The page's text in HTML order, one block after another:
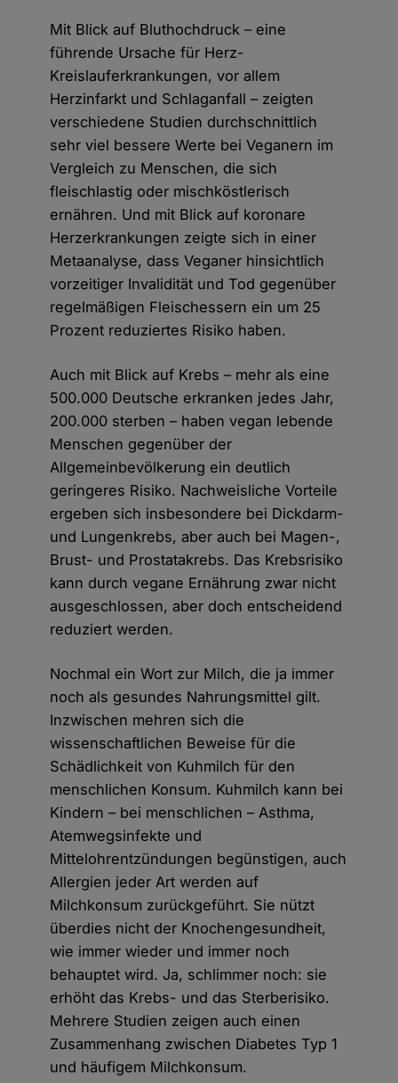
Mit Blick auf Bluthochdruck – eine
führende Ursache für Herz-
Kreislauferkrankungen, vor allem
Herzinfarkt und Schlaganfall – zeigten
verschiedene Studien durchschnittlich
sehr viel bessere Werte bei Veganern im
Vergleich zu Menschen, die sich
fleischlastig oder mischköstlerisch
ernähren. Und mit Blick auf koronare
Herzerkrankungen zeigte sich in einer
Metaanalyse, dass Veganer hinsichtlich
vorzeitiger Invalidität und Tod gegenüber
regelmäßigen Fleischessern ein um 25
Prozent reduziertes Risiko haben.
Auch mit Blick auf Krebs – mehr als eine
500.000 Deutsche erkranken jedes Jahr,
200.000 sterben – haben vegan lebende
Menschen gegenüber der
Allgemeinbevölkerung ein deutlich
geringeres Risiko. Nachweisliche Vorteile
ergeben sich insbesondere bei Dickdarm-
und Lungenkrebs, aber auch bei Magen-,
Brust- und Prostatakrebs. Das Krebsrisiko
kann durch vegane Ernährung zwar nicht
ausgeschlossen, aber doch entscheidend
reduziert werden.
Nochmal ein Wort zur Milch, die ja immer
noch als gesundes Nahrungsmittel gilt.
Inzwischen mehren sich die
wissenschaftlichen Beweise für die
Schädlichkeit von Kuhmilch für den
menschlichen Konsum. Kuhmilch kann bei
Kindern – bei menschlichen – Asthma,
Atemwegsinfekte und
Mittelohrentzündungen begünstigen, auch
Allergien jeder Art werden auf
Milchkonsum zurückgeführt. Sie nützt
überdies nicht der Knochengesundheit,
wie immer wieder und immer noch
behauptet wird. Ja, schlimmer noch: sie
erhöht das Krebs- und das Sterberisiko.
Mehrere Studien zeigen auch einen
Zusammenhang zwischen Diabetes Typ 1
und häufigem Milchkonsum.